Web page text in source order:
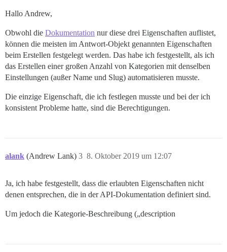
Hallo Andrew,
Obwohl die Dokumentation nur diese drei Eigenschaften auflistet,
können die meisten im Antwort-Objekt genannten Eigenschaften
beim Erstellen festgelegt werden. Das habe ich festgestellt, als ich
das Erstellen einer großen Anzahl von Kategorien mit denselben
Einstellungen (außer Name und Slug) automatisieren musste.
Die einzige Eigenschaft, die ich festlegen musste und bei der ich
konsistent Probleme hatte, sind die Berechtigungen.
alank (Andrew Lank) 8. Oktober 2019 um 12:07
3
Ja, ich habe festgestellt, dass die erlaubten Eigenschaften nicht
denen entsprechen, die in der API-Dokumentation definiert sind.
Um jedoch die Kategorie-Beschreibung („description